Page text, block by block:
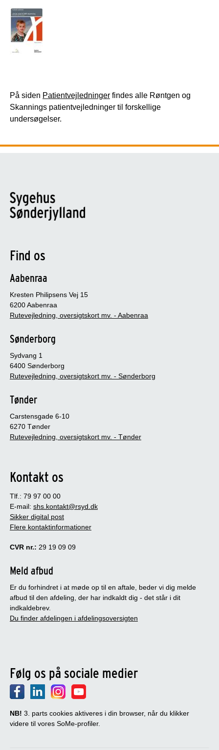
På siden Patientvejledninger findes alle Røntgen og
Skannings patientvejledninger til forskellige
undersøgelser.
Find os
Aabenraa
Kresten Philipsens Vej 15
6200 Aabenraa
Rutevejledning, oversigtskort mv. - Aabenraa
Sønderborg
Sydvang 1
6400 Sønderborg
Rutevejledning, oversigtskort mv. - Sønderborg
Tønder
Carstensgade 6-10
6270 Tønder
Rutevejledning, oversigtskort mv. - Tønder
Kontakt os
Tlf.: 79 97 00 00
E-mail: shs.kontakt@rsyd.dk
Sikker digital post
Flere kontaktinformationer
CVR nr.: 29 19 09 09
Meld afbud
Er du forhindret i at møde op til en aftale, beder vi dig melde
afbud til den afdeling, der har indkaldt dig - det står i dit
indkaldebrev.
Du finder afdelingen i afdelingsoversigten
Følg os på sociale medier
NB! 3. parts cookies aktiveres i din browser, når du klikker
videre til vores SoMe-profiler.